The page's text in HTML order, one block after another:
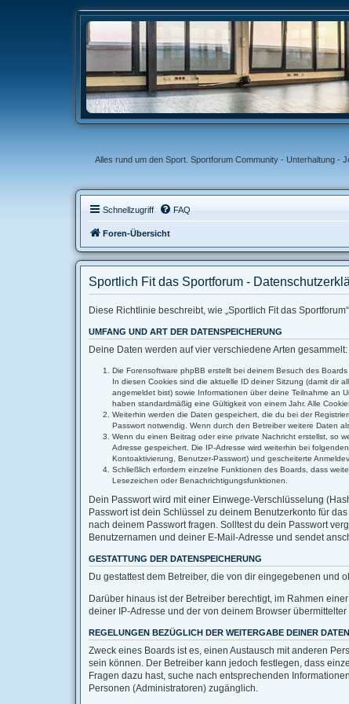
Alles rund um den Sport. Sportforum Community - Unterhaltung -
Schnellzugriff FAQ
Foren-Übersicht
Sportlich Fit das Sportforum -
Diese Richtlinie beschreibt, wie „Sportlich Fit das
UMFANG UND ART DER DATENSPEICHERUNG
Deine Daten werden auf vier verschiedene Arten gesammelt:
Die Forensoftware phpBB erstellt bei deinem Besuch des
In diesen Cookies sind die aktuelle ID deiner Sitzung (damit dir
angemeldet bist) sowie Informationen über deine Teilnahme an
haben standardmäßig eine Gültigkeit von einem Jahr. Alle
Weiterhin werden die Daten gespeichert, die du bei der
Passwort notwendig. Wenn durch den Betreiber weitere Daten
Wenn du einen Beitrag oder eine private Nachricht erstellst, so
Adresse gespeichert. Die IP-Adresse wird weiterhin bei
Kontoaktivierung, Benutzer-Passwort) und gescheiterte
Schließlich erfordern einzelne Funktionen des Boards, dass
Lesezeichen oder Benachrichtigungsfunktionen.
Dein Passwort wird mit einer Einwege-Verschlüsselung
Passwort ist dein Schlüssel zu deinem Benutzerkonto für
nach deinem Passwort fragen. Solltest du dein Passwort
Benutzernamen und deiner E-Mail-Adresse und sendet
GESTATTUNG DER DATENSPEICHERUNG
Du gestattest dem Betreiber, die von dir eingegebenen und
Darüber hinaus ist der Betreiber berechtigt, im Rahmen
deiner IP-Adresse und der von deinem Browser
REGELUNGEN BEZÜGLICH DER WEITERGABE DEINER DATEN
Zweck eines Boards ist es, einen Austausch mit anderen
sein können. Der Betreiber kann jedoch festlegen, dass
Fragen dazu hast, suche nach entsprechenden
Personen (Administratoren) zugänglich.